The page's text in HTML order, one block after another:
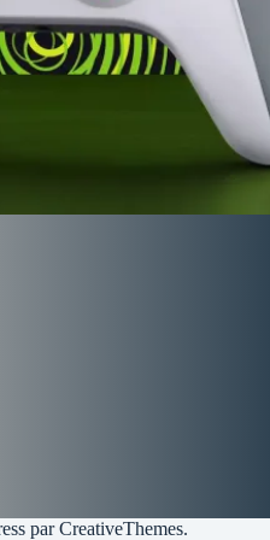
parCreativeThemes.